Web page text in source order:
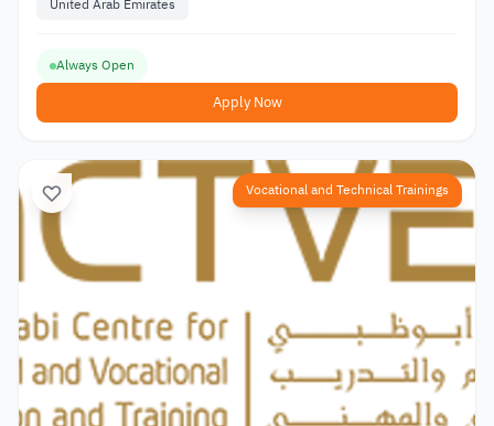
United Arab Emirates
Always Open
Apply Now
Vocational and Technical Trainings